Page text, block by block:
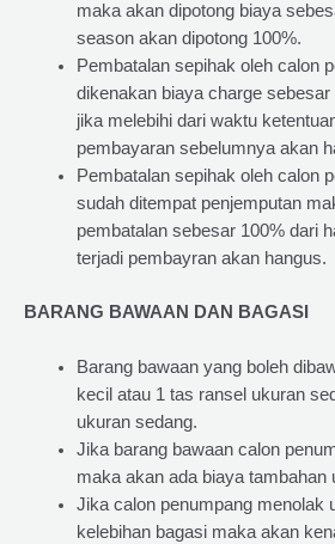
maka akan dipotong biaya
season akan dipotong 100%.
Pembatalan sepihak oleh calon
dikenakan biaya charge
jika melebihi dari waktu
pembayaran sebelumnya akan
Pembatalan sepihak oleh calon
sudah ditempat penjemputan
pembatalan sebesar 100% dari
terjadi pembayran akan hangus.
BARANG BAWAAN DAN BAGASI
Barang bawaan yang boleh
kecil atau 1 tas ransel ukuran
ukuran sedang.
Jika barang bawaan calon
maka akan ada biaya tambahan
Jika calon penumpang menolak
kelebihan bagasi maka akan